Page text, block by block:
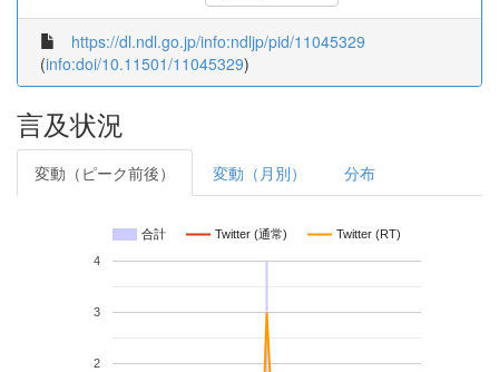
https://dl.ndl.go.jp/info:ndljp/pid/11045329
(info:doi/10.11501/11045329)
言及状況
変動（ピーク前後） 変動（月別） 分布
合計 Twitter (通常) Twitter (RT)
2
3
4